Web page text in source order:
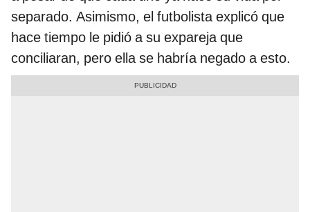
separado. Asimismo, el futbolista explicó que
hace tiempo le pidió a su expareja que
conciliaran, pero ella se habría negado a esto.